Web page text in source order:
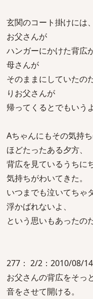
玄関のコート掛けには
お父さんが
ハンガーにかけた背広
母さんが
そのままにしていたの
りお父さんが
帰ってくるとでもいう
Aちゃんにもその気持
ほどたったある夕方、
背広を見ているうちに
気持ちがわいてきた。
いつまでも泣いてちゃ
浮かばれないよ、
という思いもあったの
277： 2/2：2010/08/
お父さんの背広をそっ
音をさせて開ける。